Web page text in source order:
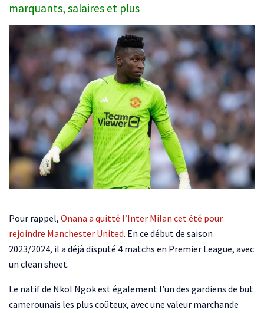
marquants, salaires et plus
Pour rappel, Onana a quitté l’Inter Milan cet été pour
rejoindre Manchester United. En ce début de saison
2023/2024, il a déjà disputé 4 matchs en Premier League, avec
un clean sheet.
Le natif de Nkol Ngok est également l’un des gardiens de but
camerounais les plus coûteux, avec une valeur marchande